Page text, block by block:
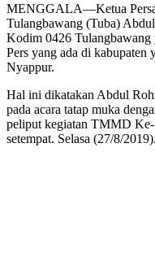
MENGGALA—Ketua
Tulangbawang (Tuba)
Kodim 0426 Tulangbawang
Pers yang ada di
Nyappur.
Hal ini dikatakan Abdul
pada acara tatap muka
peliput kegiatan TMMD
setempat. Selasa (27/8/2019).